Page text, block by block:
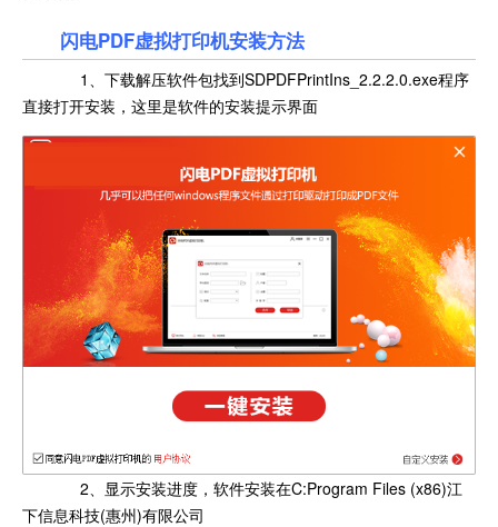
闪电PDF虚拟打印机安装方法
1、下载解压软件包找到SDPDFPrintIns_2.2.2.0.exe程序
直接打开安装，这里是软件的安装提示界面
2、显示安装进度，软件安装在C:Program Files (x86)江
下信息科技(惠州)有限公司